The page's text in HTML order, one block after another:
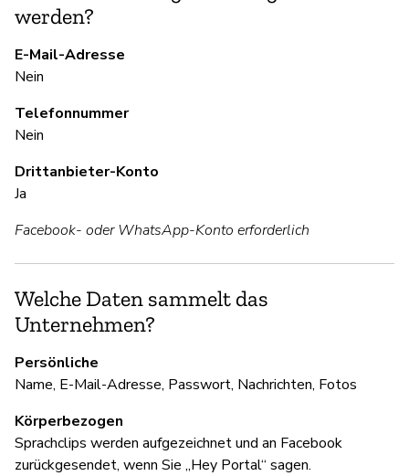
werden?
E-Mail-Adresse
Nein
Telefonnummer
Nein
Drittanbieter-Konto
Ja
Facebook- oder WhatsApp-Konto erforderlich
Welche Daten sammelt das
Unternehmen?
Persönliche
Name, E-Mail-Adresse, Passwort, Nachrichten, Fotos
Körperbezogen
Sprachclips werden aufgezeichnet und an Facebook
zurückgesendet, wenn Sie „Hey Portal“ sagen.